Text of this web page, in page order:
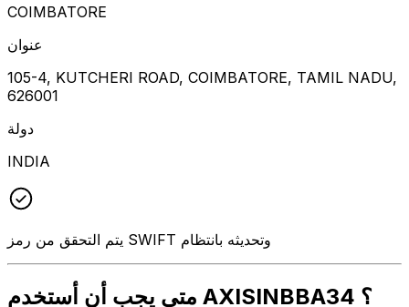
COIMBATORE
عنوان
105-4, KUTCHERI ROAD, COIMBATORE, TAMIL NADU,
626001
دولة
INDIA
يتم التحقق من رمز SWIFT وتحديثه بانتظام
متى يجب أن أستخدم AXISINBBA34 ؟